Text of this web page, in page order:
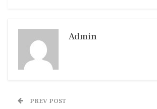
Admin
PREV POST